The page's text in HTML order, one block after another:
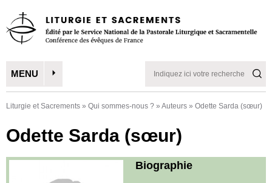
MENU
Liturgie et Sacrements » Qui sommes-nous ? » Auteurs » Odette Sarda (sœur)
Odette Sarda (sœur)
Biographie